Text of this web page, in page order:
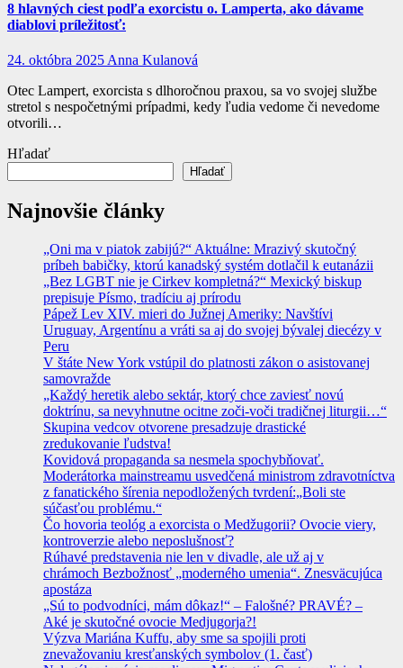
8 hlavných ciest podľa exorcistu o. Lamperta, ako dávame
diablovi príležitosť:
24. októbra 2025Anna Kulanová
Otec Lampert, exorcista s dlhoročnou praxou, sa vo svojej službe
stretol s nespočetnými prípadmi, kedy ľudia vedome či nevedome
otvorili…
Hľadať
Hľadať
Najnovšie články
„Oni ma v piatok zabijú?“ Aktuálne: Mrazivý skutočný
príbeh babičky, ktorú kanadský systém dotlačil k eutanázii
„Bez LGBT nie je Cirkev kompletná?“ Mexický biskup
prepisuje Písmo, tradíciu aj prírodu
Pápež Lev XIV. mieri do Južnej Ameriky: Navštívi
Uruguay, Argentínu a vráti sa aj do svojej bývalej diecézy v
Peru
V štáte New York vstúpil do platnosti zákon o asistovanej
samovražde
„Každý heretik alebo sektár, ktorý chce zaviesť novú
doktrínu, sa nevyhnutne ocitne zoči-voči tradičnej liturgii…“
Skupina vedcov otvorene presadzuje drastické
zredukovanie ľudstva!
Kovidová propaganda sa nesmela spochybňovať.
Moderátorka mainstreamu usvedčená ministrom zdravotníctva
z fanatického šírenia nepodložených tvrdení:„Boli ste
súčasťou problému.“
Čo hovoria teológ a exorcista o Medžugorii? Ovocie viery,
kontroverzie alebo neposlušnosť?
Rúhavé predstavenia nie len v divadle, ale už aj v
chrámoch Bezbožnosť „moderného umenia“. Znesväcujúca
apostáza
„Sú to podvodníci, mám dôkaz!“ – Falošné? PRAVÉ? –
Aké je skutočné ovocie Medjugorja?!
Výzva Mariána Kuffu, aby sme sa spojili proti
znevažovaniu kresťanských symbolov (1. časť)